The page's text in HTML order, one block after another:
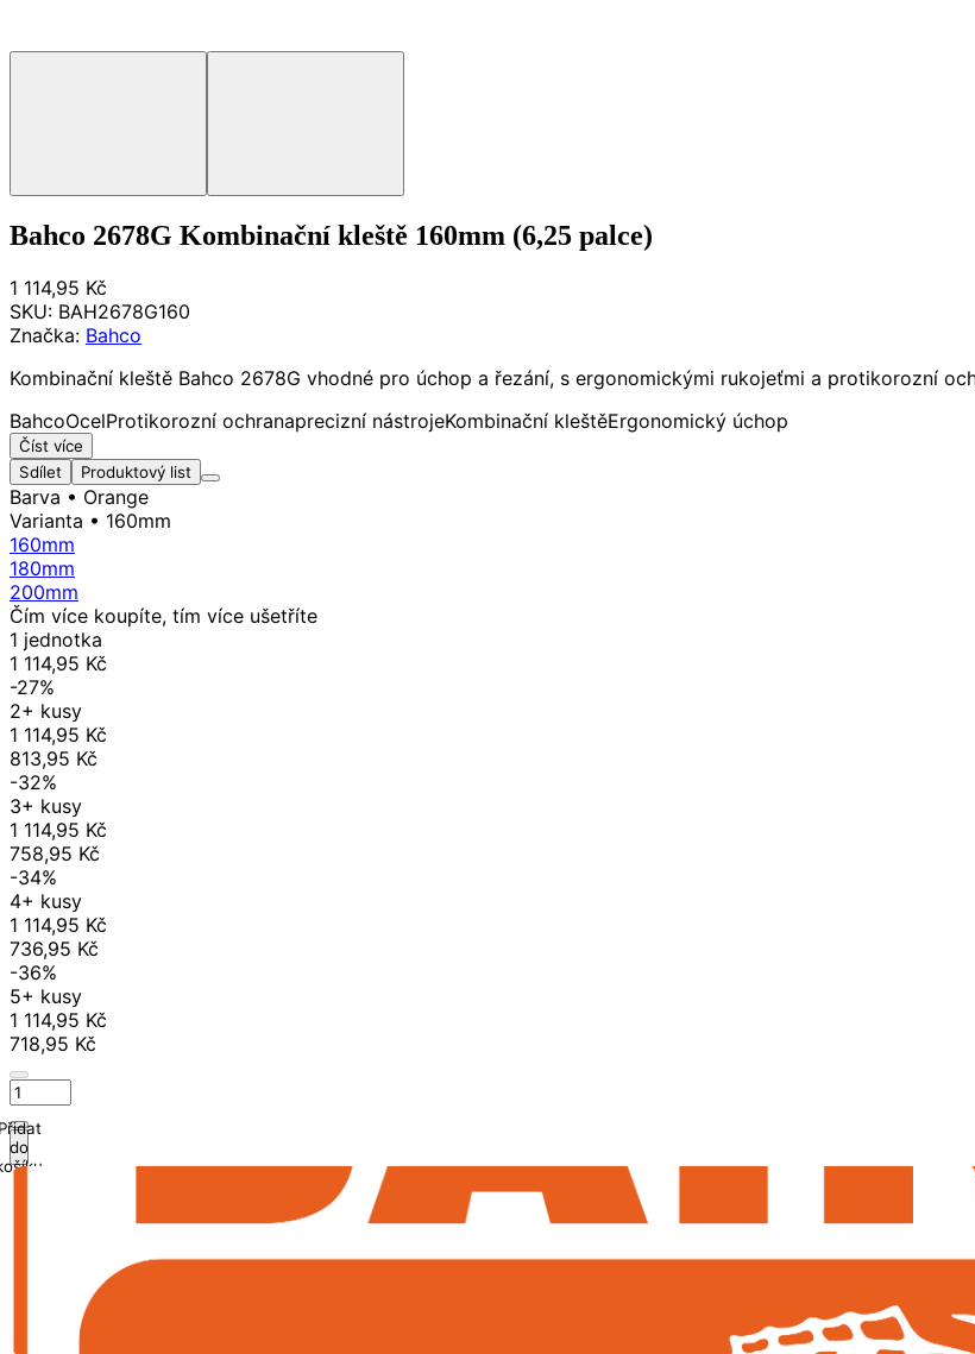
Bahco 2678G Kombinační kleště 160mm (6,25 palce)
1 114,95 Kč
SKU: BAH2678G160
Značka: Bahco
Kombinační kleště Bahco 2678G vhodné pro úchop a řezání, s ergonomickými rukojeťmi a protikorozní
BahcoOcelProtikorozní ochranaprecizní nástrojeKombinační kleštěErgonomický úchop
Číst více
Sdílet
Produktový list
Barva • Orange
Varianta • 160mm
160mm
180mm
200mm
Čím více koupíte, tím více ušetříte
1 jednotka
1 114,95 Kč
-27%
2+ kusy
1 114,95 Kč
813,95 Kč
-32%
3+ kusy
1 114,95 Kč
758,95 Kč
-34%
4+ kusy
1 114,95 Kč
736,95 Kč
-36%
5+ kusy
1 114,95 Kč
718,95 Kč
do